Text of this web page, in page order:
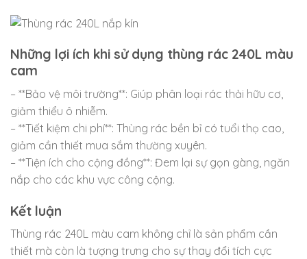
Những lợi ích khi sử dụng thùng rác 240L màu
cam
– **Bảo vệ môi trường**: Giúp phân loại rác thải hữu cơ,
giảm thiểu ô nhiễm.
– **Tiết kiệm chi phí**: Thùng rác bền bỉ có tuổi thọ cao,
giảm cần thiết mua sắm thường xuyên.
– **Tiện ích cho cộng đồng**: Đem lại sự gọn gàng, ngăn
nắp cho các khu vực công cộng.
Kết luận
Thùng rác 240L màu cam không chỉ là sản phẩm cần
thiết mà còn là tượng trưng cho sự thay đổi tích cực